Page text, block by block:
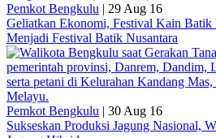
Pemkot Bengkulu | 29 Aug 16
Geliatkan Ekonomi, Festival Kain Batik
Menjadi Festival Batik Nusantara
Pemkot Bengkulu | 30 Aug 16
Sukseskan Produksi Jagung Nasional,